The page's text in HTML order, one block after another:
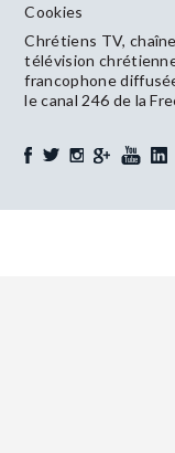
Cookies
Chrétiens TV,
télévision
francophone
le canal 246 de la